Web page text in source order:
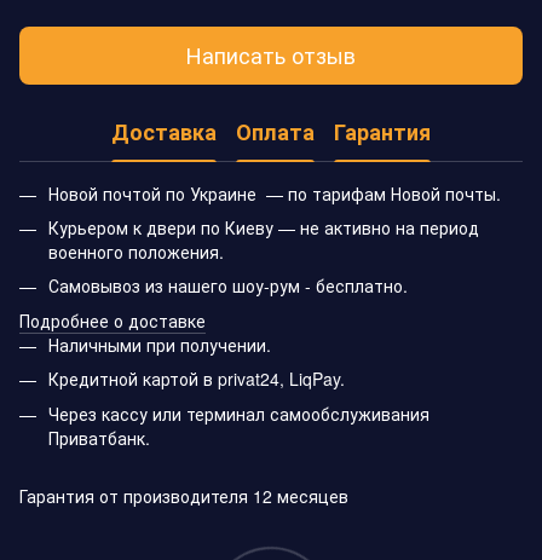
Написать отзыв
Доставка Оплата Гарантия
Новой почтой по Украине — по тарифам Новой почты.
Курьером к двери по Киеву — не активно на период
военного положения.
Самовывоз из нашего шоу-рум - бесплатно.
Подробнее о доставке
Наличными при получении.
Кредитной картой в privat24, LiqPay.
Через кассу или терминал самообслуживания
Приватбанк.
Гарантия от производителя 12 месяцев